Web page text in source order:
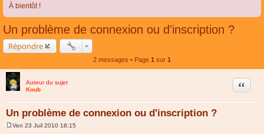
À bientôt !
Un problème de connexion ou d'inscription ?
Répondre
2 messages • Page 1 sur 1
Auteur du sujet
Koub
Un problème de connexion ou d'inscription ?
Citer
Ven 23 Juil 2010 18:15